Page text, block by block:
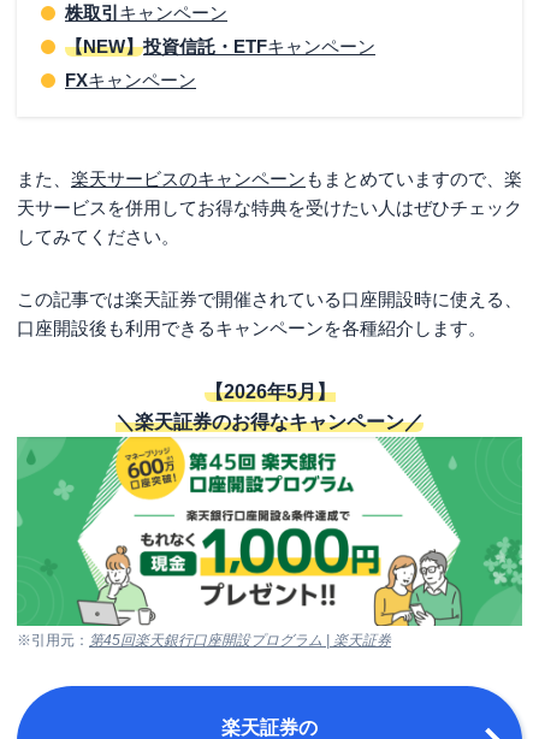
株取引 キャンペーン
【NEW】投資信託・ETFキャンペーン
FXキャンペーン
また、 楽天サービスのキャンペーン もまとめていますので、楽
天サービスを併用してお得な特典を受けたい人はぜひチェック
してみてください。
この記事では楽天証券で開催されている口座開設時に使える、
口座開設後も利用できるキャンペーンを各種紹介します。
【2026年5月】
＼楽天証券のお得なキャンペーン／
※引用元： 第45回楽天銀行口座開設プログラム | 楽天証券
楽天証券の